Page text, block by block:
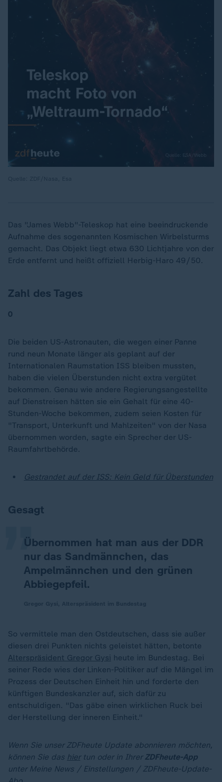
Das "James Webb"-Teleskop hat eine beeindruckende
Aufnahme des sogenannten Kosmischen Wirbelsturms
gemacht. Das Objekt liegt etwa 630 Lichtjahre von der
Erde entfernt und heißt offiziell Herbig-Haro 49/50.
Zahl des Tages
0
Die beiden US-Astronauten, die wegen einer Panne
rund neun Monate länger als geplant auf der
Internationalen Raumstation ISS bleiben mussten,
haben die vielen Überstunden nicht extra vergütet
bekommen. Genau wie andere Regierungsangestellte
auf Dienstreisen hätten sie ein Gehalt für eine 40-
Stunden-Woche bekommen, zudem seien Kosten für
"Transport, Unterkunft und Mahlzeiten" von der Nasa
übernommen worden, sagte ein Sprecher der US-
Raumfahrtbehörde.
Gestrandet auf der ISS: Kein Geld für Überstunden
Gesagt
Übernommen hat man aus der DDR
nur das Sandmännchen, das
Ampelmännchen und den grünen
Abbiegepfeil.
„
So vermittele man den Ostdeutschen, dass sie außer
diesen drei Punkten nichts geleistet hätten, betonte
Alterspräsident Gregor Gysi heute im Bundestag. Bei
seiner Rede wies der Linken-Politiker auf die Mängel im
Prozess der Deutschen Einheit hin und forderte den
künftigen Bundeskanzler auf, sich dafür zu
entschuldigen. "Das gäbe einen wirklichen Ruck bei
der Herstellung der inneren Einheit."
Wenn Sie unser ZDFheute Update abonnieren möchten,
können Sie das hiertun oder in Ihrer ZDFheute-App
unter Meine News / Einstellungen / ZDFheute-Update-